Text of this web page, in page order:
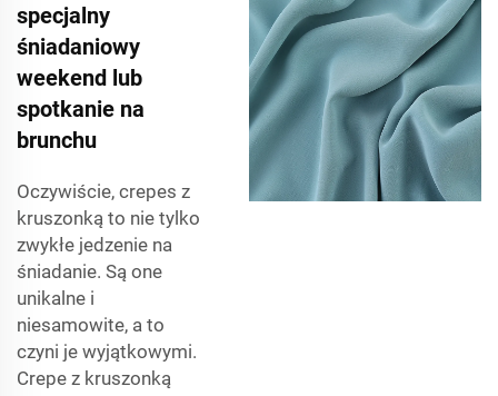
specjalny
śniadaniowy
weekend lub
spotkanie na
brunchu
Oczywiście, crepes z
kruszonką to nie tylko
zwykłe jedzenie na
śniadanie. Są one
unikalne i
niesamowite, a to
czyni je wyjątkowymi.
Crepe z kruszonką